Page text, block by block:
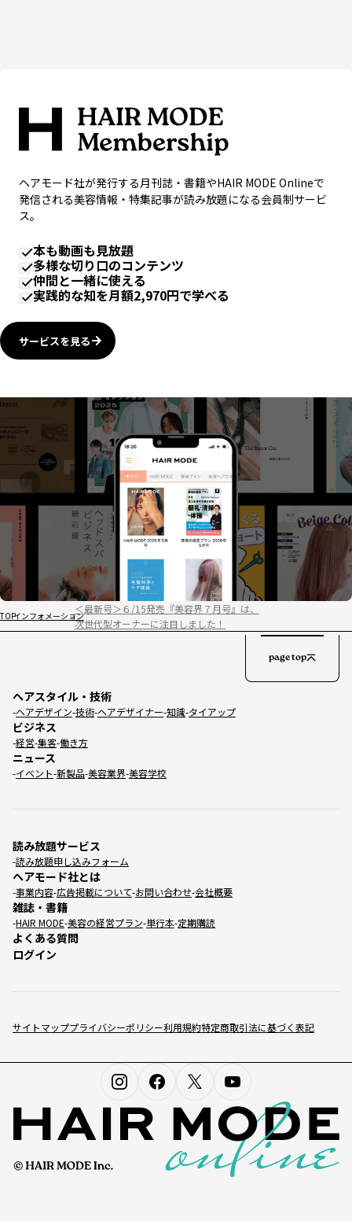
ヘアモード社が発行する月刊誌・書籍やHAIR MODE Onlineで
発信される美容情報・特集記事が読み放題になる会員制サービ
ス。
本も動画も見放題
多様な切り口のコンテンツ
仲間と一緒に使える
実践的な知を月額2,970円で学べる
サービスを見る
TOPインフォメーション
＜最新号＞６/15発売『美容界７月号』は、
次世代型オーナーに注目しました！
サイトマッププライバシーポリシー利用規約特定商取引法に基づく表記
ヘアスタイル・技術
ヘアデザイン 技術 ヘアデザイナー 知識 タイアップ
ビジネス
経営 集客 働き方
ニュース
イベント 新製品 美容業界 美容学校
読み放題サービス
読み放題申し込みフォーム
ヘアモード社とは
事業内容 広告掲載について お問い合わせ 会社概要
雑誌・書籍
HAIR MODE 美容の経営プラン 単行本 定期購読
よくある質問
ログイン
page top